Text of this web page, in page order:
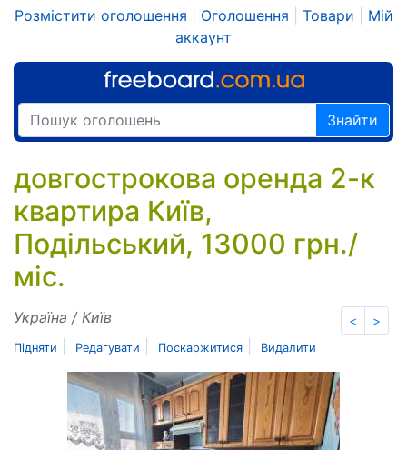
Розмістити оголошення Оголошення Товари
Мій
аккаунт
Знайти
довгострокова оренда 2-к
квартира Київ,
Подільський, 13000 грн./
міс.
< >
Україна / Київ
Підняти Редагувати Поскаржитися Видалити